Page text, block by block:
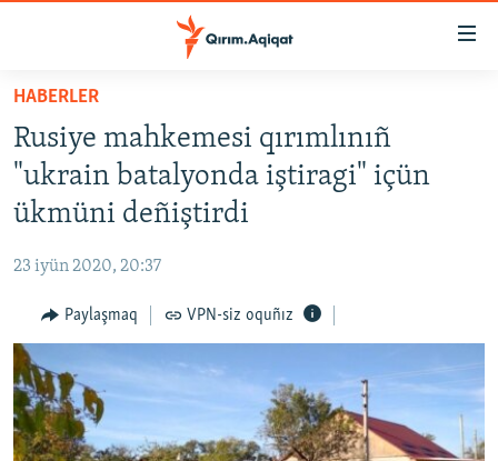
Esas
qaytmaq
Baş
navigatsiyağa
qaytmaq
Qıdıruvğa
qaytmaq
SİYASET
İQTİSADİYAT
MEDENİYET
İNSAN AQLARI
VİDEO
SÜRET
BLOGLAR
HABERLER
Rusiye mahkemesi qırımlınıñ
"ukrain batalyonda iştiragi" içün
ükmüni deñiştirdi
23 iyün 2020, 20:37
Paylaşmaq VPN-siz oquñız